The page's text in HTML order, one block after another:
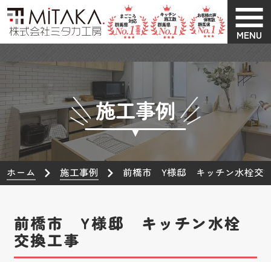
MENU
施工事例
ホーム 施工事例 前橋市 Y様邸 キッチン水栓交
前橋市 Y様邸 キッチン水栓
交換工事